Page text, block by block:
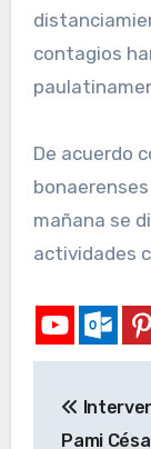
contagios
De acuerdo
mañana se
actividades
Pami